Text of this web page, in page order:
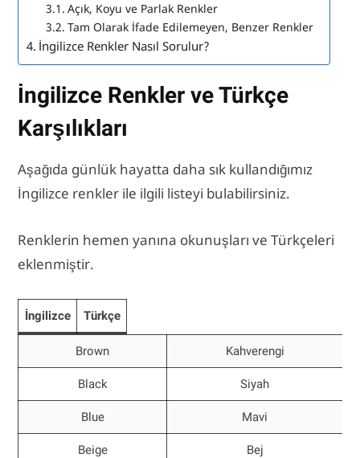
Açık, Koyu ve Parlak Renkler
Tam Olarak İfade Edilemeyen, Benzer Renkler
İngilizce Renkler Nasıl Sorulur?
İngilizce Renkler ve Türkçe
Karşılıkları
Aşağıda günlük hayatta daha sık kullandığımız
İngilizce renkler ile ilgili listeyi bulabilirsiniz.
Renklerin hemen yanına okunuşları ve Türkçeleri
eklenmiştir.
İngilizce Türkçe
Brown Kahverengi
Black Siyah
Blue Mavi
Beige Bej